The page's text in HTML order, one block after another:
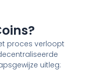
proces verloopt
uitleg: